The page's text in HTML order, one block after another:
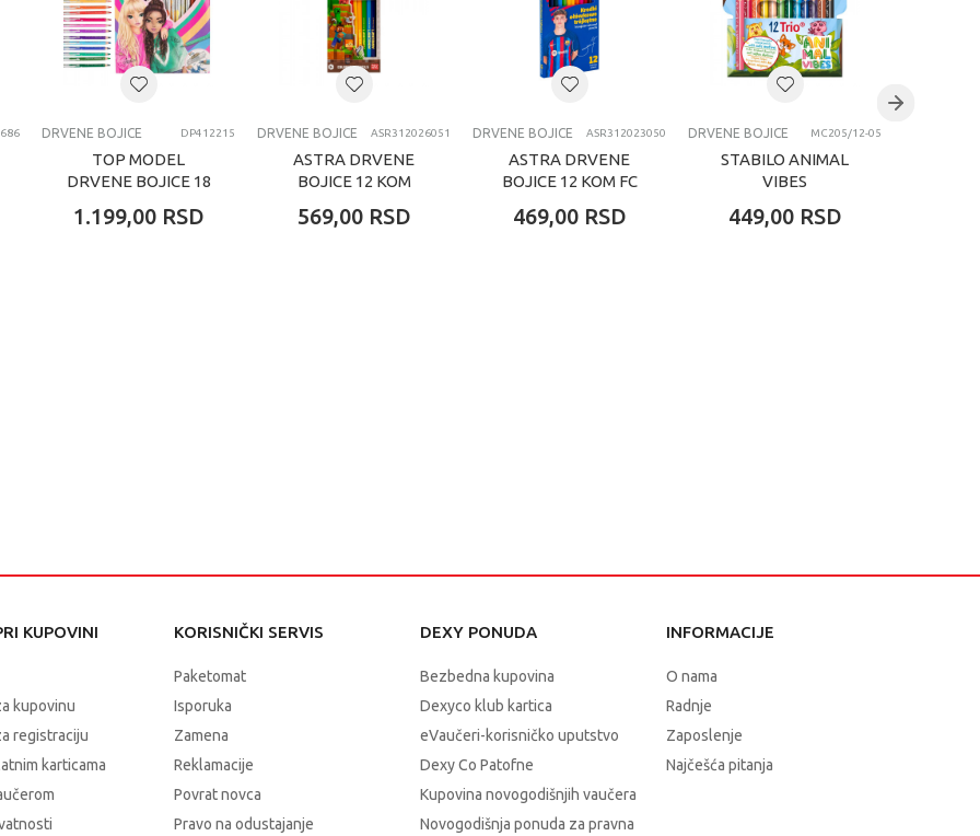
4-6 godina
DRVENE BOJICE
DRVENE BOJICE DP412215
TOP MODEL
DRVENE BOJICE 18
1.199,00 RSD
DRVENE BOJICE ASR312026051
ASTRA DRVENE
BOJICE 12 KOM
569,00 RSD
DRVENE BOJICE ASR312023050
ASTRA DRVENE
BOJICE 12 KOM FC
469,00 RSD
DRVENE BOJICE MC205/12-05
STABILO ANIMAL
VIBES
KRATKA DRVENA
449,00 RSD
KUPOVINI
kupovinu
registraciju
karticama
KORISNIČKI SERVIS
Paketomat
Isporuka
Zamena
Reklamacije
Povrat novca
Pravo na odustajanje
DEXY PONUDA
Bezbedna kupovina
Dexyco klub kartica
eVaučeri-korisničko uputstvo
Dexy Co Patofne
Kupovina novogodišnjih vaučera
Novogodišnja ponuda za pravna
INFORMACIJE
O nama
Radnje
Zaposlenje
Najčešća pitanja